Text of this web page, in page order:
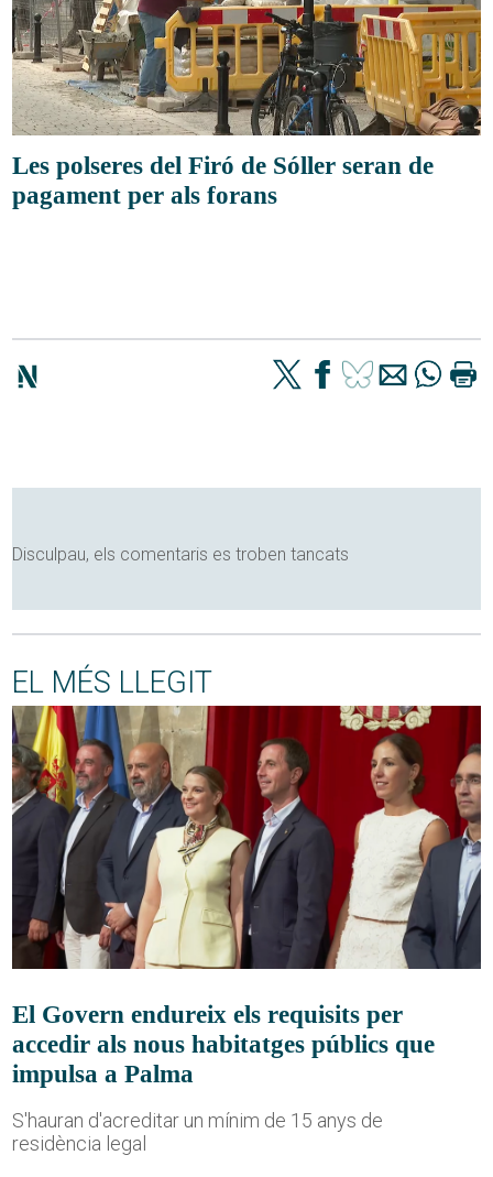
Les polseres del Firó de Sóller seran de
pagament per als forans
Disculpau, els comentaris es troben tancats
EL MÉS LLEGIT
El Govern endureix els requisits per
accedir als nous habitatges públics que
impulsa a Palma
S'hauran d'acreditar un mínim de 15 anys de
residència legal